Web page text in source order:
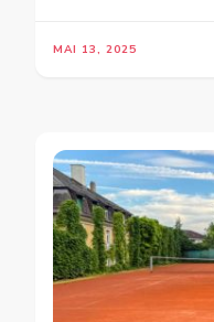
MAI 13, 2025